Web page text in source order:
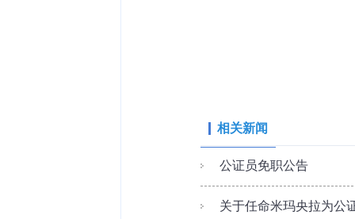
相关新闻
公证员免职公告
关于任命米玛央拉为公